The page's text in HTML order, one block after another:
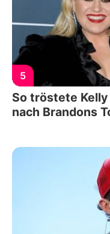
5
So tröstete
nach Brandons